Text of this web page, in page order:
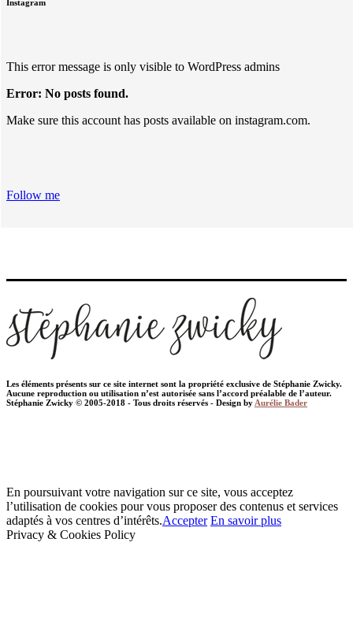
Instagram
This error message is only visible to WordPress admins
Error: No posts found.
Make sure this account has posts available on instagram.com.
Follow me
Les éléments présents sur ce site internet sont la propriété exclusive de Stéphanie Zwicky.
Aucune reproduction ou utilisation n’est autorisée sans l’accord préalable de l’auteur.
Stéphanie Zwicky © 2005-2018 - Tous droits réservés - Design by Aurélie Bader
En poursuivant votre navigation sur ce site, vous acceptez
l’utilisation de cookies pour vous proposer des contenus et services
adaptés à vos centres d’intérêts.Accepter En savoir plus
Privacy & Cookies Policy